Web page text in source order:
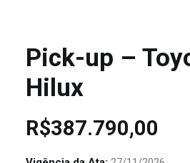
Pick-up –
Hilux
R$387.790,00